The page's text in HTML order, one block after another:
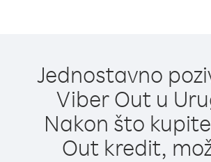
Jednostavno
Viber Out u
Nakon što
Out kredit,